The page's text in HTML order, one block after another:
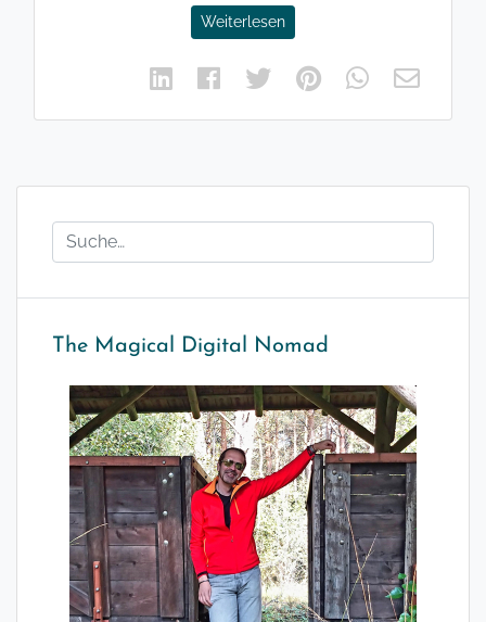
Weiterlesen
The Magical Digital Nomad